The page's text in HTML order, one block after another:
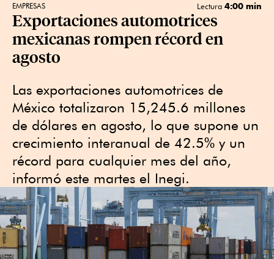
EMPRESAS Lectura 4:00 min
Exportaciones automotrices
mexicanas rompen récord en
agosto
Las exportaciones automotrices de
México totalizaron 15,245.6 millones
de dólares en agosto, lo que supone un
crecimiento interanual de 42.5% y un
récord para cualquier mes del año,
informó este martes el Inegi.